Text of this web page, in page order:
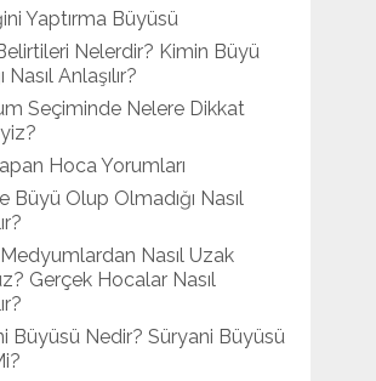
Yaptırma Büyüsü
Nelerdir? Kimin Büyü
Nasıl Anlaşılır?
Seçiminde Nelere Dikkat
Hoca Yorumları
Büyü Olup Olmadığı Nasıl
Nasıl Uzak
Gerçek Hocalar Nasıl
Büyüsü Nedir? Süryani Büyüsü